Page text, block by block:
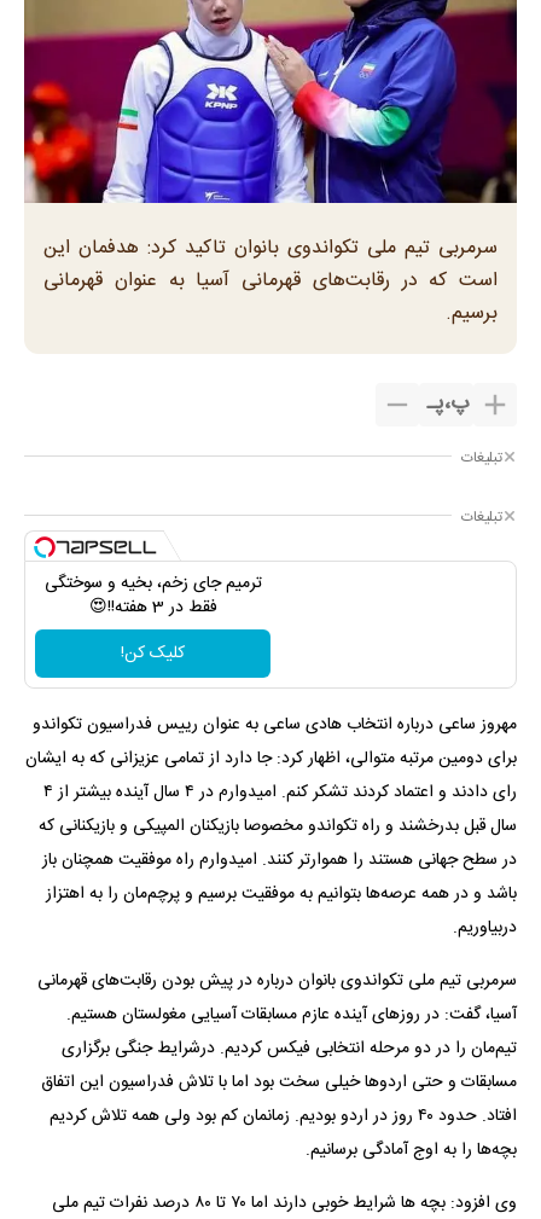
سرمربی تیم ملی تکواندوی بانوان تاکید کرد: هدفمان این
است که در رقابت‌های قهرمانی آسیا به عنوان قهرمانی
برسیم.
پ،پـ
تبلیغات
تبلیغات
ترمیم جای زخم، بخیه و سوختگی
فقط در 3 هفته!!😍
کلیک کن!
مهروز ساعی درباره انتخاب هادی ساعی به عنوان رییس فدراسیون تکواندو
برای دومین مرتبه متوالی، اظهار کرد: جا دارد از تمامی عزیزانی که به ایشان
رای دادند و اعتماد کردند تشکر کنم. امیدوارم در ۴ سال آینده بیشتر از ۴
سال قبل بدرخشند و راه تکواندو مخصوصا بازیکنان المپیکی و بازیکنانی که
در سطح جهانی هستند را هموارتر کنند. امیدوارم راه موفقیت همچنان باز
باشد و در همه عرصه‌ها بتوانیم به موفقیت برسیم و پرچم‌مان را به اهتزاز
دربیاوریم.
سرمربی تیم ملی تکواندوی بانوان درباره در پیش بودن رقابت‌های قهرمانی
آسیا، گفت: در روزهای آینده عازم مسابقات آسیایی مغولستان هستیم.
تیم‌مان را در دو مرحله انتخابی فیکس کردیم. درشرایط جنگی برگزاری
مسابقات و حتی اردوها خیلی سخت بود اما با تلاش فدراسیون این اتفاق
افتاد. حدود ۴۰ روز در اردو بودیم. زمانمان کم بود ولی همه تلاش کردیم
بچه‌ها را به اوج آمادگی برسانیم.
وی افزود: بچه ها شرایط خوبی دارند اما ۷۰ تا ۸۰ درصد نفرات تیم ملی